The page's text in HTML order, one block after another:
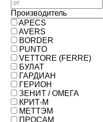
Производитель
APECS
AVERS
BORDER
PUNTO
VETTORE (FERRE)
БУЛАТ
ГАРДИАН
ГЕРИОН
ЗЕНИТ / ОМЕГА
КРИТ-М
МЕТТЭМ
ПРОСАМ